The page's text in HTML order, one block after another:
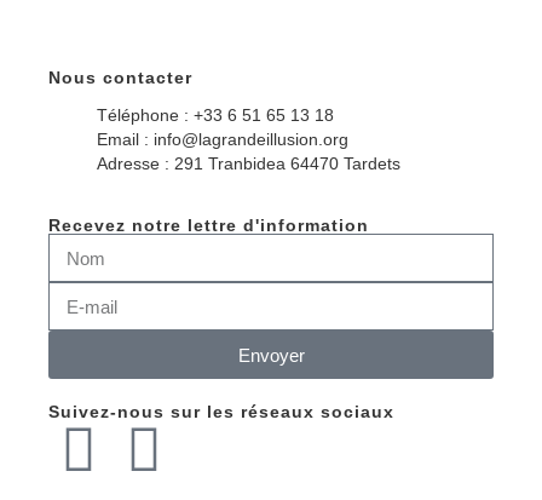
Nous contacter
Téléphone : +33 6 51 65 13 18
Email : info@lagrandeillusion.org
Adresse : 291 Tranbidea 64470 Tardets
Recevez notre lettre d'information
Envoyer
Suivez-nous sur les réseaux sociaux